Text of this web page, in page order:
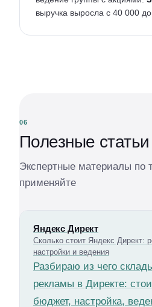
выручка выросла с 40 000
06
Полезные статьи
Экспертные материалы по
применяйте
Яндекс Директ
Сколько стоит Яндекс Директ:
настройки и ведения
Разбираю из чего
рекламы в Директе:
бюджет, настройка,